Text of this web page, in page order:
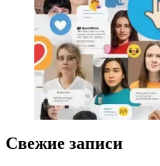
Свежие записи